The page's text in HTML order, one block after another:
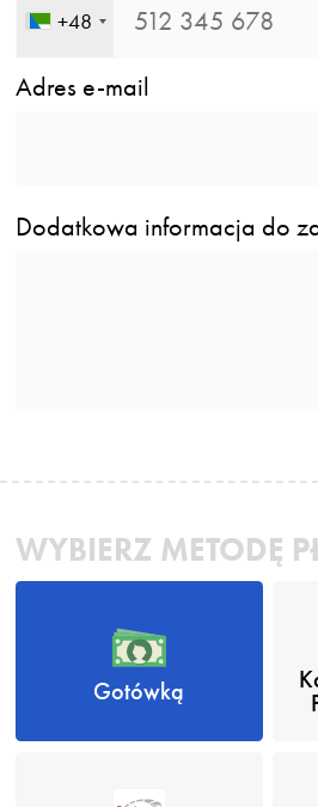
+48
Adres e-mail
Dodatkowa informacja do
WYBIERZ METODĘ
Gotówką